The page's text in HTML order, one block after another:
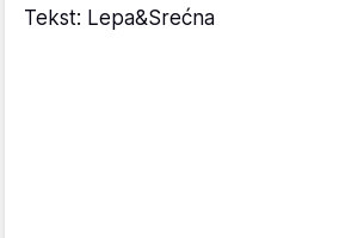
Tekst: Lepa&Srećna